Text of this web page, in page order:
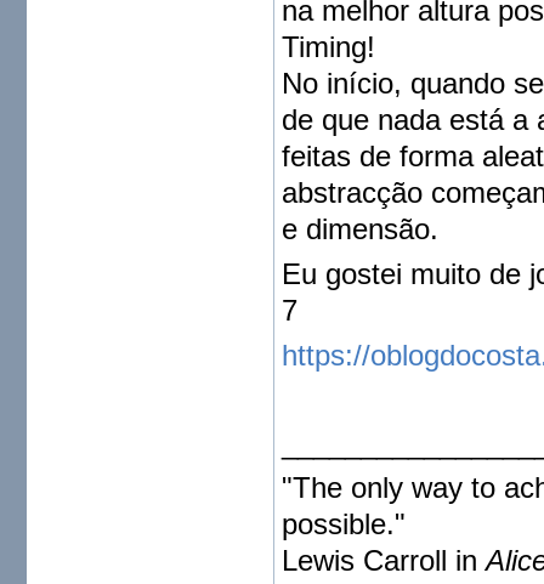
na melhor altura
Timing!
No início, quando
de que nada está a
feitas de forma
abstracção
e dimensão.
Eu gostei muito de
7
https://
"The only way to
possible."
Lewis Carroll in